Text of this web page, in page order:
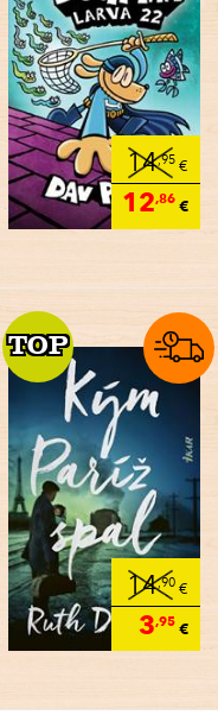
14,95€
12,86€
14,90€
3,95€
TOP
TOP